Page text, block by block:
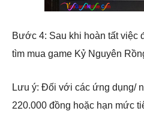
Bước 4: Sau khi hoàn tất việc
tìm mua game Kỷ Nguyên
Lưu ý: Đối với các ứng dụng/
220.000 đồng hoặc hạn mức